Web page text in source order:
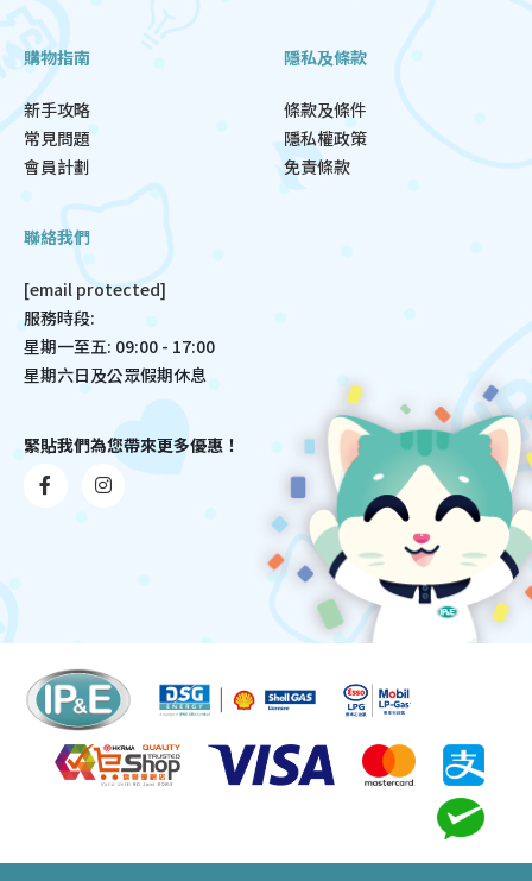
購物指南
新手攻略
常見問題
會員計劃
隱私及條款
條款及條件
隱私權政策
免責條款
聯絡我們
[email protected]
服務時段:
星期一至五: 09:00 - 17:00
星期六日及公眾假期休息
緊貼我們為您帶來更多優惠！